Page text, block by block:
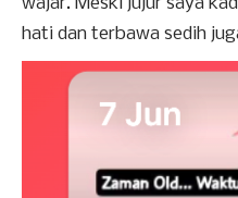
hati dan terbawa sedih